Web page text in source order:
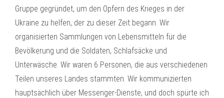
Gruppe gegründet, um den Opfern des Krieges in der
Ukraine zu helfen, der zu dieser Zeit begann. Wir
organisierten Sammlungen von Lebensmitteln für die
Bevölkerung und die Soldaten, Schlafsäcke und
Unterwäsche. Wir waren 6 Personen, die aus verschiedenen
Teilen unseres Landes stammten. Wir kommunizierten
hauptsächlich über Messenger-Dienste, und doch spürte ich